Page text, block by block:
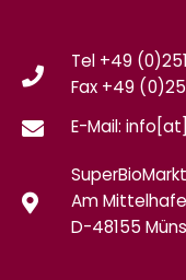
Tel +49
Fax +49 (0)
E-Mail:
SuperBioMarkt
Am
D-48155